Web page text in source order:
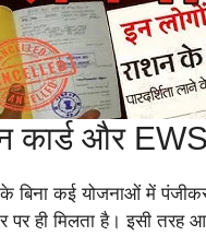
कार्ड और
के बिना कई योजनाओं में
पर ही मिलता है। इसी तरह